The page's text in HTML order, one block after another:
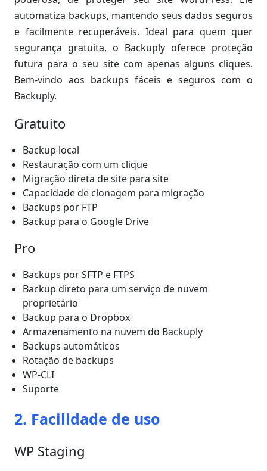
automatiza backups, mantendo seus dados seguros
e facilmente recuperáveis. Ideal para quem quer
segurança gratuita, o Backuply oferece proteção
futura para o seu site com apenas alguns cliques.
Bem-vindo aos backups fáceis e seguros com o
Backuply.
Gratuito
Backup local
Restauração com um clique
Migração direta de site para site
Capacidade de clonagem para migração
Backups por FTP
Backup para o Google Drive
Pro
Backups por SFTP e FTPS
Backup direto para um serviço de nuvem
proprietário
Backup para o Dropbox
Armazenamento na nuvem do Backuply
Backups automáticos
Rotação de backups
WP-CLI
Suporte
2. Facilidade de uso
WP Staging